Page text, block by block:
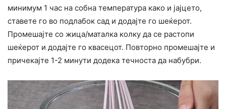
минимум 1 час на собна температура како и јајцето,
ставете го во подлабок сад и додајте го шеќерот.
Промешајте со жица/маталка колку да се растопи
шеќерот и додајте го квасецот. Повторно промешајте и
причекајте 1-2 минути додека течноста да набубри.